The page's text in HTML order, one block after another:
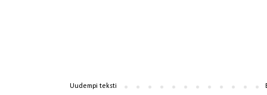
Uudempi teksti